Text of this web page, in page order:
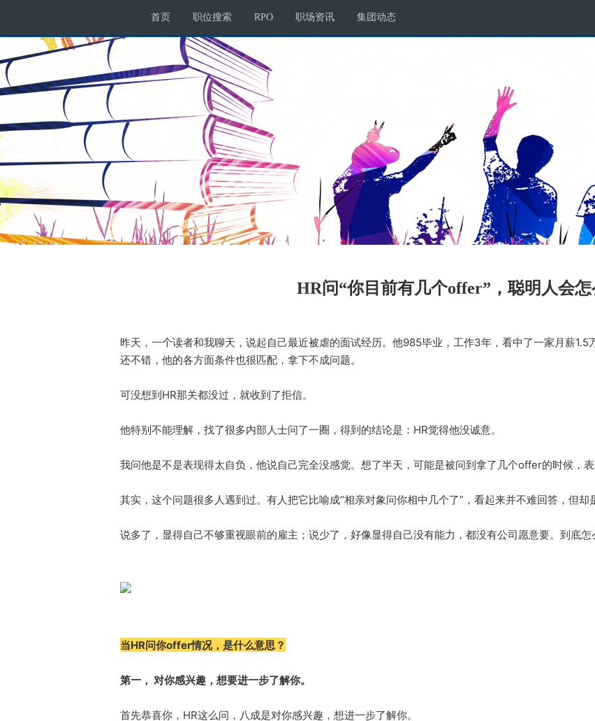
首页 职位搜索 RPO 职场资讯 集团动态
HR问“你目前有几个offer”，聪明人会怎
昨天，一个读者和我聊天，说起自己最近被虐的面试经历。他985毕业，工作3年，看中了一家月薪
还不错，他的各方面条件也很匹配，拿下不成问题。
可没想到HR那关都没过，就收到了拒信。
他特别不能理解，找了很多内部人士问了一圈，得到的结论是：HR觉得他没诚意。
我问他是不是表现得太自负，他说自己完全没感觉。想了半天，可能是被问到拿了几个offer的时候，表
其实，这个问题很多人遇到过。有人把它比喻成“相亲对象问你相中几个了”，看起来并不难回答，但却
说多了，显得自己不够重视眼前的雇主；说少了，好像显得自己没有能力，都没有公司愿意要。到底怎
当HR问你offer情况，是什么意思？
第一， 对你感兴趣，想要进一步了解你。
首先恭喜你，HR这么问，八成是对你感兴趣，想进一步了解你。